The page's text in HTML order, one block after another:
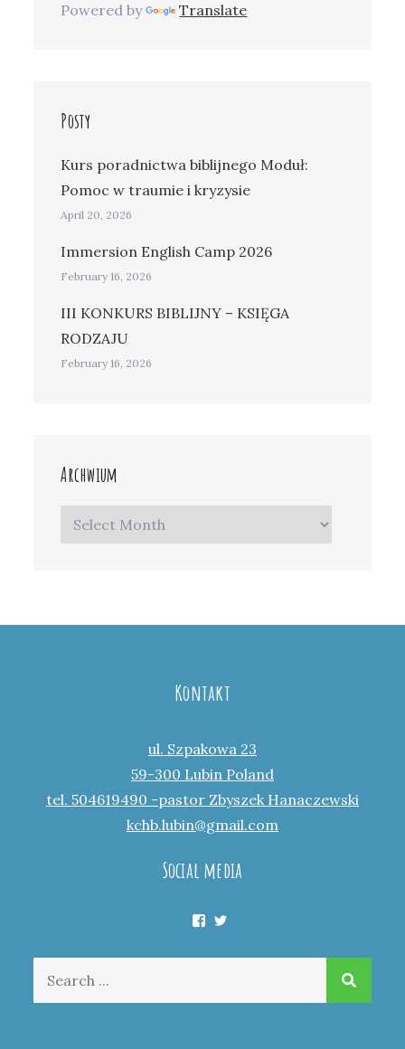
Powered by Translate
Posty
Kurs poradnictwa biblijnego Moduł:
Pomoc w traumie i kryzysie
April 20, 2026
Immersion English Camp 2026
February 16, 2026
III KONKURS BIBLIJNY – KSIĘGA
RODZAJU
February 16, 2026
Archwium
Archwium
Kontakt
ul. Szpakowa 23
59-300 Lubin Poland
tel. 504619490 -pastor Zbyszek Hanaczewski
kchb.lubin@gmail.com
Social media
Facebook